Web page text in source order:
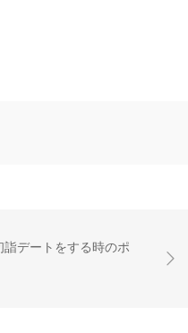
デートをする時のポ